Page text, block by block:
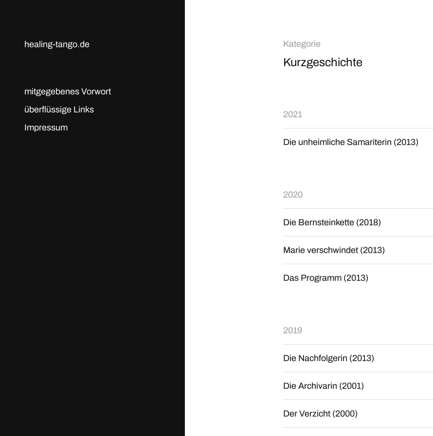
healing-tango.de
mitgegebenes Vorwort
überflüssige Links
Impressum
Kategorie
Kurzgeschichte
2021
Die unheimliche Samariterin (2013)
2020
Die Bernsteinkette (2018)
Marie verschwindet (2013)
Das Programm (2013)
2019
Die Nachfolgerin (2013)
Die Archivarin (2001)
Der Verzicht (2000)